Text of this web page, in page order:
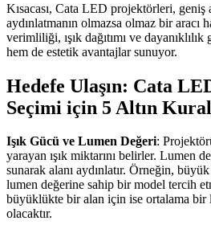
Kısacası, Cata LED projektörleri,
aydınlatmanın olmazsa olmaz bir aracı
verimliliği, ışık dağıtımı ve
hem de estetik avantajlar sunuyor.
Hedefe Ulaşın: Cata
Seçimi için 5 Altın Kural
Işık Gücü ve Lumen Değeri:
yarayan ışık miktarını belirler. Lumen
sunarak alanı aydınlatır. Örneğin,
lumen değerine sahip bir model tercih
büyüklükte bir alan için ise ortalama bir
olacaktır.